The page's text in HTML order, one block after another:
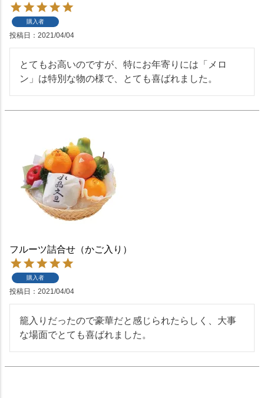
購入者
投稿日 2021/04/04
とてもお高いのですが、特にお年寄りには「メロ
ン」は特別な物の様で、とても喜ばれました。
フルーツ詰合せ（かご入り）
購入者
投稿日 2021/04/04
籠入りだったので豪華だと感じられたらしく、大事
な場面でとても喜ばれました。